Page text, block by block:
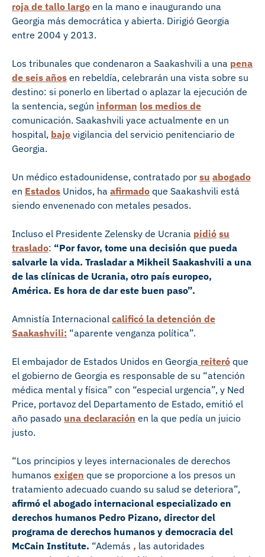
roja de tallo largo en la mano e inaugurando una
Georgia más democrática y abierta. Dirigió Georgia
entre 2004 y 2013.
Los tribunales que condenaron a Saakashvili a una pena
de seis años en rebeldía, celebrarán una vista sobre su
destino: si ponerlo en libertad o aplazar la ejecución de
la sentencia, según informan los medios de
comunicación. Saakashvili yace actualmente en un
hospital, bajo vigilancia del servicio penitenciario de
Georgia.
Un médico estadounidense, contratado por su abogado
en Estados Unidos, ha afirmado que Saakashvili está
siendo envenenado con metales pesados.
Incluso el Presidente Zelensky de Ucrania pidió su
traslado: “Por favor, tome una decisión que pueda
salvarle la vida. Trasladar a Mikheil Saakashvili a una
de las clínicas de Ucrania, otro país europeo,
América. Es hora de dar este buen paso”.
Amnistía Internacional calificó la detención de
Saakashvili: “aparente venganza política”.
El embajador de Estados Unidos en Georgia reiteró que
el gobierno de Georgia es responsable de su “atención
médica mental y física” con “especial urgencia”, y Ned
Price, portavoz del Departamento de Estado, emitió el
año pasado una declaración en la que pedía un juicio
justo.
“Los principios y leyes internacionales de derechos
humanos exigen que se proporcione a los presos un
tratamiento adecuado cuando su salud se deteriora”,
afirmó el abogado internacional especializado en
derechos humanos Pedro Pizano, director del
programa de derechos humanos y democracia del
McCain Institute. “Además , las autoridades